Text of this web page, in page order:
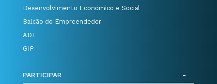
Desenvolvimento Económico e Social
Balcão do Empreendedor
ADI
GIP
PARTICIPAR